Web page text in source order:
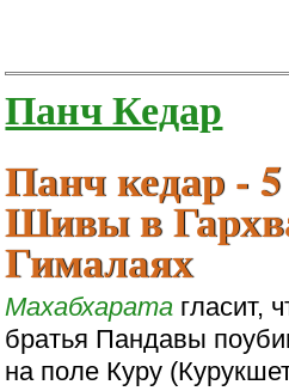
Панч Кедар
Панч кедар -
Шивы в
Гималаях
Махабхарата гласит,
братья Пандавы
на поле Куру